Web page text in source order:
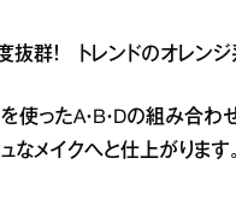
群！ トレンドのオレンジ
ったA・B・Dの組み合わ
なメイクへと仕上がります。